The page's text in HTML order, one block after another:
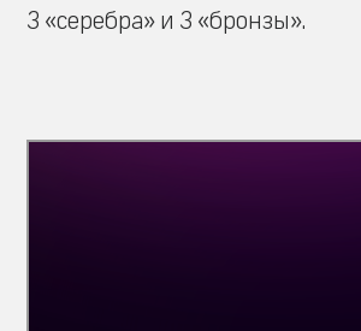
3 «серебра» и 3 «бронзы».